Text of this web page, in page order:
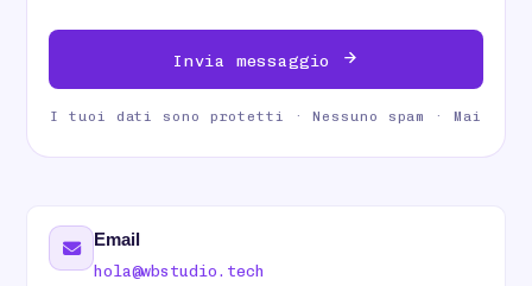
Invia messaggio
I tuoi dati sono protetti · Nessuno spam · Mai
Email
hola@wbstudio.tech